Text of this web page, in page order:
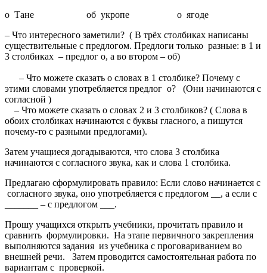
о Тане об укропе о ягоде
– Что интересного заметили? ( В трёх столбиках написаны
существительные с предлогом. Предлоги только разные: в 1 и
3 столбиках – предлог о, а во втором – об)
– Что можете сказать о словах в 1 столбике? Почему с
этими словами употребляется предлог о? (Они начинаются с
согласной )
– Что можете сказать о словах 2 и 3 столбиков? ( Слова в
обоих столбиках начинаются с буквы гласного, а пишутся
почему-то с разными предлогами).
Затем учащиеся догадываются, что слова 3 столбика
начинаются с согласного звука, как и слова 1 столбика.
Предлагаю сформулировать правило: Если слово начинается с
согласного звука, оно употребляется с предлогом __, а если с
_______ – с предлогом ___.
Прошу учащихся открыть учебники, прочитать правило и
сравнить формулировки. На этапе первичного закрепления
выполняются задания из учебника с проговариванием во
внешней речи. Затем проводится самостоятельная работа по
вариантам с проверкой.